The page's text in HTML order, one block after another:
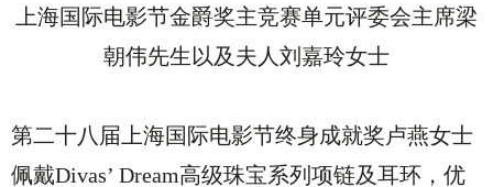
上海国际电影节金爵奖主竞赛单元评委会主席梁
朝伟先生以及夫人刘嘉玲女士
第二十八届上海国际电影节终身成就奖卢燕女士
佩戴Divas’ Dream高级珠宝系列项链及耳环，优